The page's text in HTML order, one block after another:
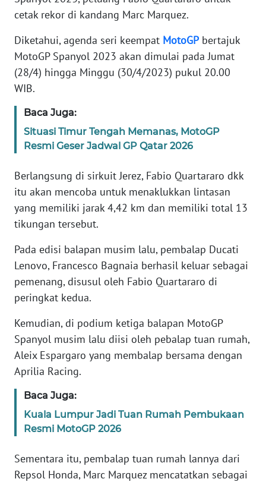
cetak rekor di kandang Marc Marquez.
Diketahui, agenda seri keempat MotoGPbertajuk
MotoGP Spanyol 2023 akan dimulai pada Jumat
(28/4) hingga Minggu (30/4/2023) pukul 20.00
WIB.
Baca Juga:
Situasi Timur Tengah Memanas, MotoGP
Resmi Geser Jadwal GP Qatar 2026
Berlangsung di sirkuit Jerez, Fabio Quartararo dkk
itu akan mencoba untuk menaklukkan lintasan
yang memiliki jarak 4,42 km dan memiliki total 13
tikungan tersebut.
Pada edisi balapan musim lalu, pembalap Ducati
Lenovo, Francesco Bagnaia berhasil keluar sebagai
pemenang, disusul oleh Fabio Quartararo di
peringkat kedua.
Kemudian, di podium ketiga balapan MotoGP
Spanyol musim lalu diisi oleh pebalap tuan rumah,
Aleix Espargaro yang membalap bersama dengan
Aprilia Racing.
Baca Juga:
Kuala Lumpur Jadi Tuan Rumah Pembukaan
Resmi MotoGP 2026
Sementara itu, pembalap tuan rumah lannya dari
Repsol Honda, Marc Marquez mencatatkan sebagai
SIBER
REDAKSI
KARIR
Wahana
WN
WN
JAKARTA
WN
WN
BANTEN
WN
NTT
WN
KEPRI
PAPUA